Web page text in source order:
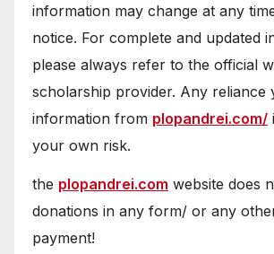
information may change at any
notice. For complete and updated
please always refer to the official
scholarship provider. Any reliance
information from plopandrei.com/
your own risk.
the plopandrei.com website does
donations in any form/ or any
payment!